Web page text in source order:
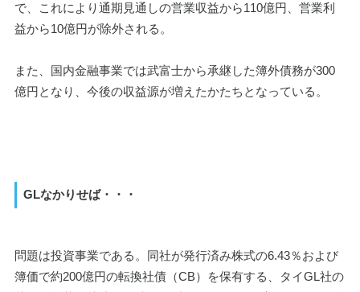
で、これにより通期見通しの営業収益から110億円、営業利
益から10億円が除外される。
また、国内金融事業では武富士から承継した簿外債務が300
億円となり、今後の収益源が増えたかたちとなっている。
GLなかりせば・・・
問題は投資事業である。同社が発行済み株式の6.43％および
簿価で約200億円の転換社債（CB）を保有する、タイGL社の